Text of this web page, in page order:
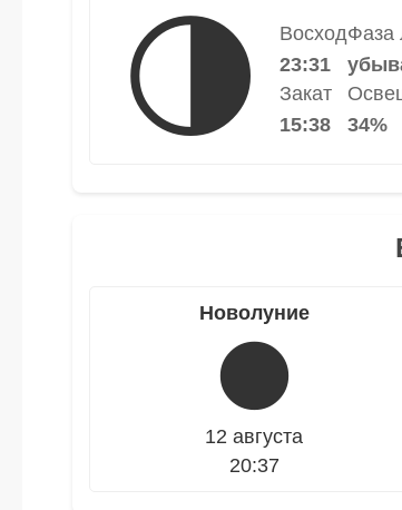
🌗
Восход
23:31
Закат
15:38
Фаза
34%
Новолуние
🌑
12 августа
20:37